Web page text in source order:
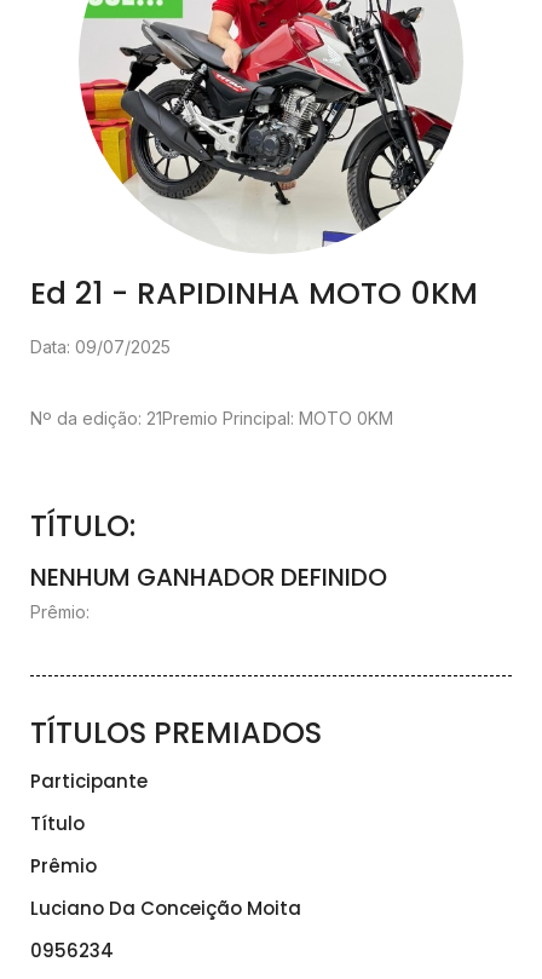
Ed 21 - RAPIDINHA MOTO 0KM
Data: 09/07/2025
Nº da edição: 21Premio Principal: MOTO 0KM
TÍTULO:
NENHUM GANHADOR DEFINIDO
Prêmio:
TÍTULOS PREMIADOS
Participante
Título
Prêmio
Luciano Da Conceição Moita
0956234